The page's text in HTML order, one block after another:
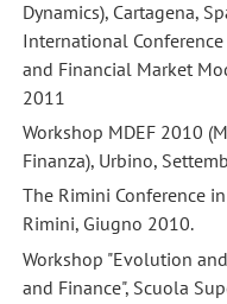
Dynamics), Cartagena,
International
and Financial Market
2011
Workshop MDEF 2010
Finanza), Urbino,
The Rimini Conference
Rimini, Giugno 2010.
Workshop "Evolution
and Finance", Scuola